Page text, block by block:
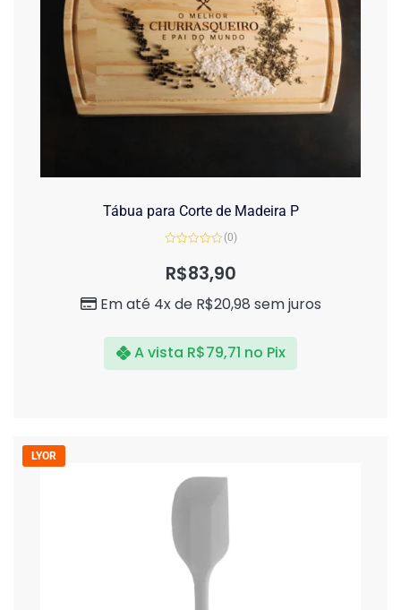
Tábua para Corte de Madeira P
de
(0)
R$83,90
Em até 4x de R$20,98 sem juros
A vista R$79,71 no Pix
LYOR